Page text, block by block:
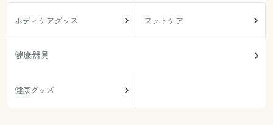
ボディケアグッズ フットケア
健康器具
健康グッズ